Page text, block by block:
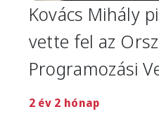
Kovács Mihály
vette fel az
Programozási
2 év 2 hónap